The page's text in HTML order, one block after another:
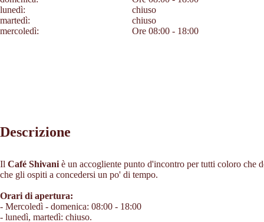
lunedì:
chiuso
martedì:
chiuso
mercoledì:
Ore 08:00 - 18:00
Descrizione
Il Café Shivani è un accogliente punto d'incontro per tutti coloro che
che gli ospiti a concedersi un po' di tempo.
Orari di apertura:
- Mercoledì - domenica: 08:00 - 18:00
- lunedì, martedì: chiuso.